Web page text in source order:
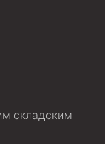
складским